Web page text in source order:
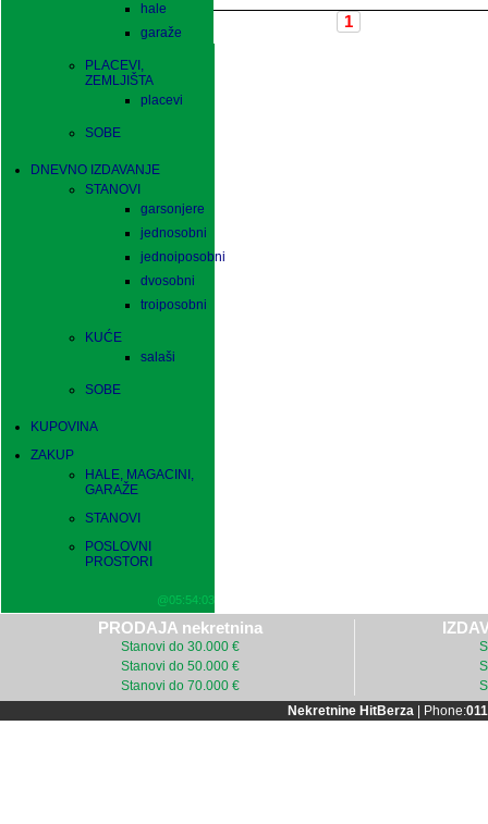
hale
garaže
PLACEVI,
ZEMLJIŠTA
placevi
SOBE
DNEVNO IZDAVANJE
STANOVI
garsonjere
jednosobni
jednoiposobni
dvosobni
troiposobni
KUĆE
salaši
SOBE
KUPOVINA
ZAKUP
HALE, MAGACINI,
GARAŽE
STANOVI
POSLOVNI
PROSTORI
@05:54:03
PRODAJA nekretnina
Stanovi do 30.000 €
Stanovi do 50.000 €
Stanovi do 70.000 €
Nekretnine HitBerza| Phone: